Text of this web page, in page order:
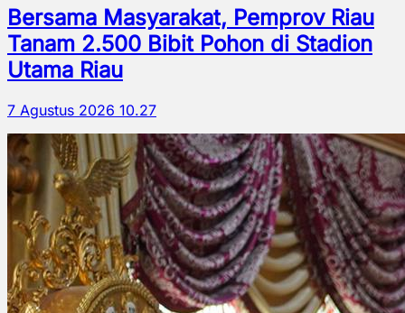
Bersama Masyarakat, Pemprov Riau
Tanam 2.500 Bibit Pohon di Stadion
Utama Riau
7 Agustus 2026 10.27